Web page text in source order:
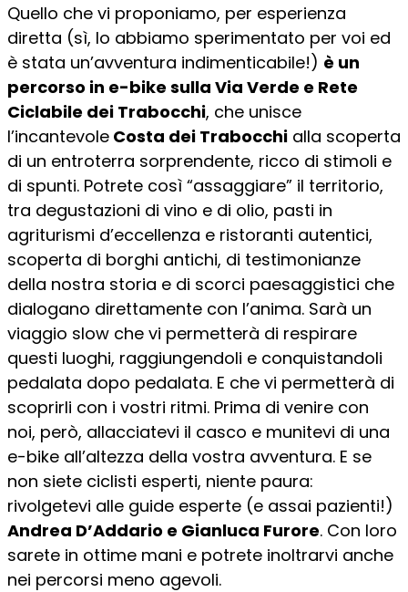
Quello che vi proponiamo, per esperienza
diretta (sì, lo abbiamo sperimentato per voi ed
è stata un’avventura indimenticabile!) è un
percorso in e-bike sulla Via Verde e Rete
Ciclabile dei Trabocchi, che unisce
l’incantevole Costa dei Trabocchi alla scoperta
di un entroterra sorprendente, ricco di stimoli e
di spunti. Potrete così “assaggiare” il territorio,
tra degustazioni di vino e di olio, pasti in
agriturismi d’eccellenza e ristoranti autentici,
scoperta di borghi antichi, di testimonianze
della nostra storia e di scorci paesaggistici che
dialogano direttamente con l’anima. Sarà un
viaggio slow che vi permetterà di respirare
questi luoghi, raggiungendoli e conquistandoli
pedalata dopo pedalata. E che vi permetterà di
scoprirli con i vostri ritmi. Prima di venire con
noi, però, allacciatevi il casco e munitevi di una
e-bike all’altezza della vostra avventura. E se
non siete ciclisti esperti, niente paura:
rivolgetevi alle guide esperte (e assai pazienti!)
Andrea D’Addario e Gianluca Furore. Con loro
sarete in ottime mani e potrete inoltrarvi anche
nei percorsi meno agevoli.